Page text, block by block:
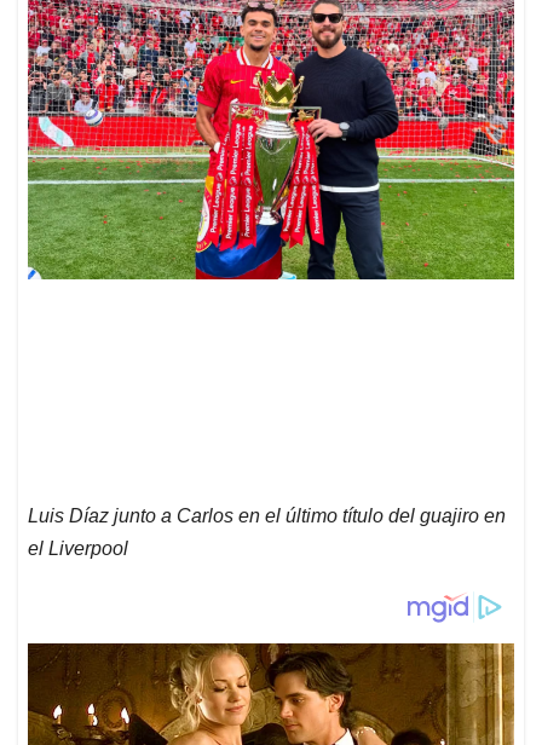
Luis Díaz junto a Carlos en el último título del guajiro en
el Liverpool